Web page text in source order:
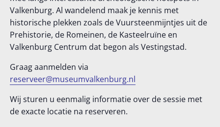
Valkenburg. Al wandelend maak je kennis met
historische plekken zoals de Vuursteenmijntjes uit de
Prehistorie, de Romeinen, de Kasteelruïne en
Valkenburg Centrum dat begon als Vestingstad.
Graag aanmelden via
reserveer@museumvalkenburg.nl
Wij sturen u eenmalig informatie over de sessie met
de exacte locatie na reserveren.